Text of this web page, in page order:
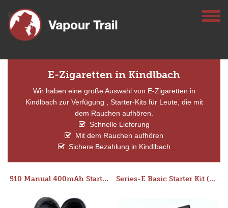
E-Zigaretten in Kindlbach
Wir haben eine große Auswahl von E-Zigaretten in
Kindlbach zur Verfügung , Starter-Kits für Leute, die mit
dem Rauchen aufhören.
Schnelle Lieferung
Mit dem Rauchen aufhören
Sichere Bezahlung in Kindlbach
510 Manual 400mAh Starter Kit Series-E Basic Starter Kit (No Tank)